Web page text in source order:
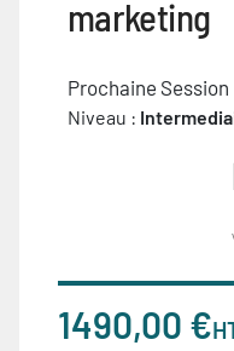
marketing
Prochaine Session
Niveau :
1490,00 €